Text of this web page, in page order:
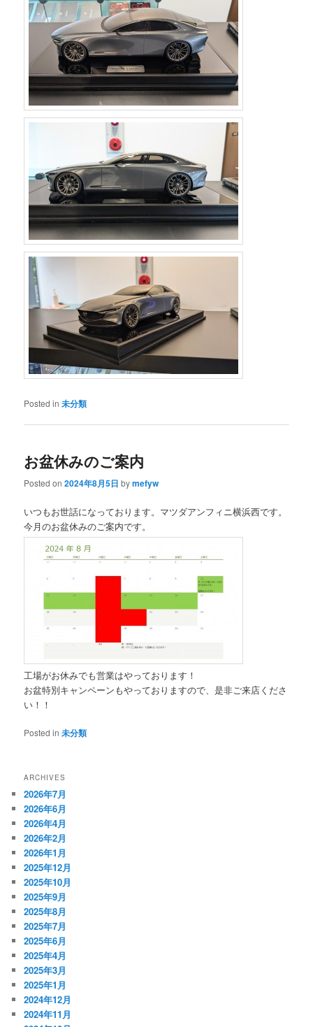
Posted in 未分類
お盆休みのご案内
Posted on2024年8月5日 bymefyw
いつもお世話になっております。マツダアンフィニ横浜西です。
今月のお盆休みのご案内です。
工場がお休みでも営業はやっております！
お盆特別キャンペーンもやっておりますので、是非ご来店くださ
い！！
Posted in 未分類
ARCHIVES
2026年7月
2026年6月
2026年4月
2026年2月
2026年1月
2025年12月
2025年10月
2025年9月
2025年8月
2025年7月
2025年6月
2025年4月
2025年3月
2025年1月
2024年12月
2024年11月